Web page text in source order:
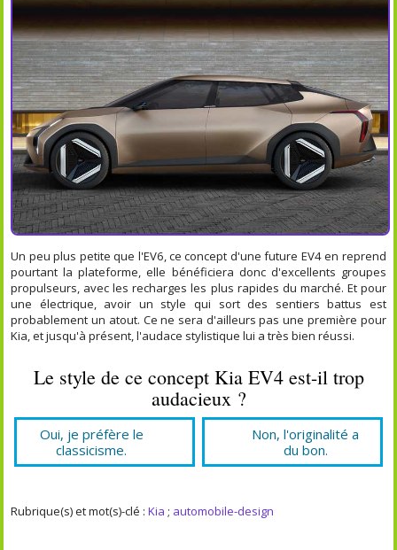
Un peu plus petite que l'EV6, ce concept d'une future EV4 en reprend
pourtant la plateforme, elle bénéficiera donc d'excellents groupes
propulseurs, avec les recharges les plus rapides du marché. Et pour
une électrique, avoir un style qui sort des sentiers battus est
probablement un atout. Ce ne sera d'ailleurs pas une première pour
Kia, et jusqu'à présent, l'audace stylistique lui a très bien réussi.
Le style de ce concept Kia EV4 est-il trop
audacieux ?
Oui, je préfère le
classicisme.
Non, l'originalité a
du bon.
Rubrique(s) et mot(s)-clé :Kia ; automobile-design